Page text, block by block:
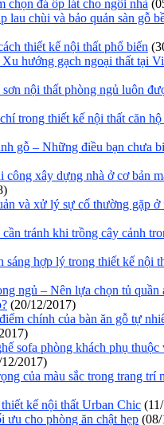
chọn đá ốp lát cho ngôi nhà
lau chùi và bảo quản sàn gỗ
thiết kế nội thất phổ biến
hướng gạch ngoại thất tại
nội thất phòng ngủ luôn
trong thiết kế nội thất căn
gỗ – Những điều bạn chưa
công xây dựng nhà ở cơ bản
và xử lý sự cố thường gặp ở
tránh khi trồng cây cảnh
sáng hợp lý trong thiết kế nội
ngủ – Nên lựa chọn tủ quần
(20/12/2017)
chính của bàn ăn gỗ tự
sofa phòng khách phụ thuộc
2017)
của màu sắc trong trang trí
kế nội thất Urban Chic
ưu cho phòng ăn chật hẹp (08/